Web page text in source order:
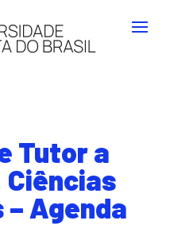
Tutor a
Agenda